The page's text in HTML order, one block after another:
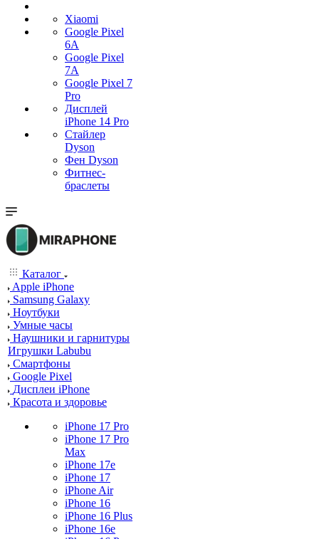
Xiaomi
Google Pixel
6A
Google Pixel
7А
Google Pixel 7
Pro
Дисплей
iPhone 14 Pro
Стайлер
Dyson
Фен Dyson
Фитнес-
браслеты
Каталог
Apple iPhone
Samsung Galaxy
Ноутбуки
Умные часы
Наушники и гарнитуры
Игрушки Labubu
Смартфоны
Google Pixel
Дисплеи iPhone
Красота и здоровье
iPhone 17 Pro
iPhone 17 Pro
Max
iPhone 17e
iPhone 17
iPhone Air
iPhone 16
iPhone 16 Plus
iPhone 16e